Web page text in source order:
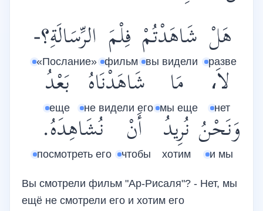
هَلْ
разве
شَاهَدْتُمْ
вы видели
فِلْمَ
фильм
الرِّسَالَةِ؟-
«Послание»
لاَ،
нет
مَا
мы еще
شَاهَدْنَاهُ
не видели его
بَعْدُ
еще
وَنَحْنُ
и мы
نُرِيدُ
хотим
أَنْ
чтобы
نُشَاهِدَهُ.
посмотреть его
Вы смотрели фильм "Ар-Рисаля"? - Нет, мы
ещё не смотрели его и хотим его